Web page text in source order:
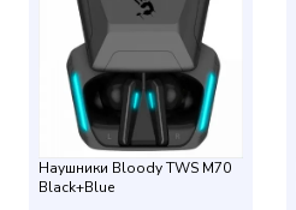
Наушники Bloody TWS M70
Black+Blue